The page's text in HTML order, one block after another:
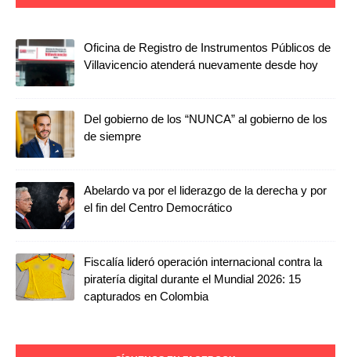
Oficina de Registro de Instrumentos Públicos de
Villavicencio atenderá nuevamente desde hoy
Del gobierno de los “NUNCA” al gobierno de los
de siempre
Abelardo va por el liderazgo de la derecha y por
el fin del Centro Democrático
Fiscalía lideró operación internacional contra la
piratería digital durante el Mundial 2026: 15
capturados en Colombia